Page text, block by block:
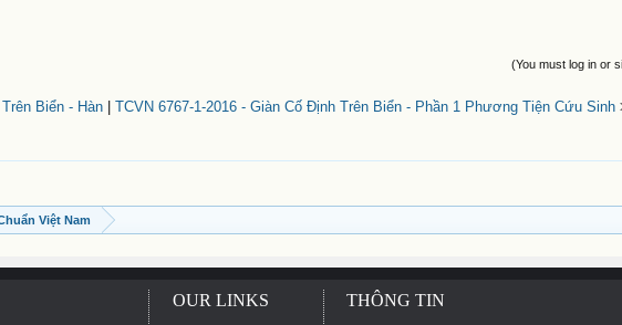
(You must log in or
Biển - Hàn TCVN 6767-1-2016 - Giàn Cố Định Trên Biển - Phần 1 Phương Tiện Cứu Sinh
Việt Nam
OUR LINKS THÔNG TIN